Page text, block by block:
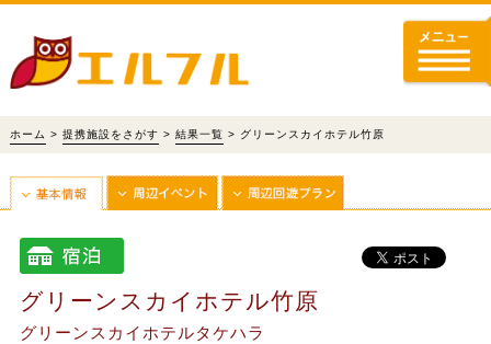
ホーム > 提携施設をさがす > 結果一覧 > グリーンスカイホテル竹原
グリーンスカイホテル竹原
グリーンスカイホテルタケハラ